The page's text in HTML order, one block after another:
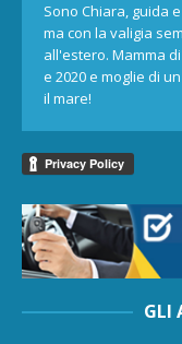
Sono Chiara, guida
ma con la valigia
all'estero. Mamma
e 2020 e moglie di
il mare!
GLI